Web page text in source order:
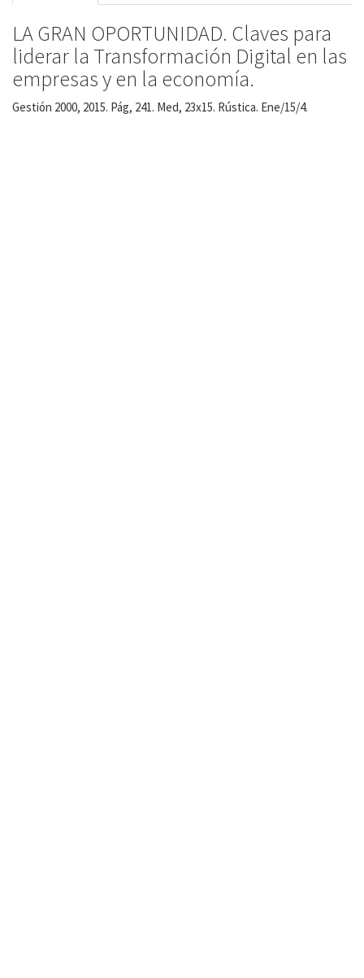
LA GRAN OPORTUNIDAD. Claves para
liderar la Transformación Digital en las
empresas y en la economía.
Gestión 2000, 2015. Pág, 241. Med, 23x15. Rústica. Ene/15/4.